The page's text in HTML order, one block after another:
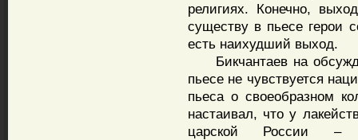
религиях. Конечно,
существу в пьесе герои
есть наихудший выход.
Бикчантаев на
пьесе не чувствуется
пьеса о своеобразном
настаивал, что у
царской России –